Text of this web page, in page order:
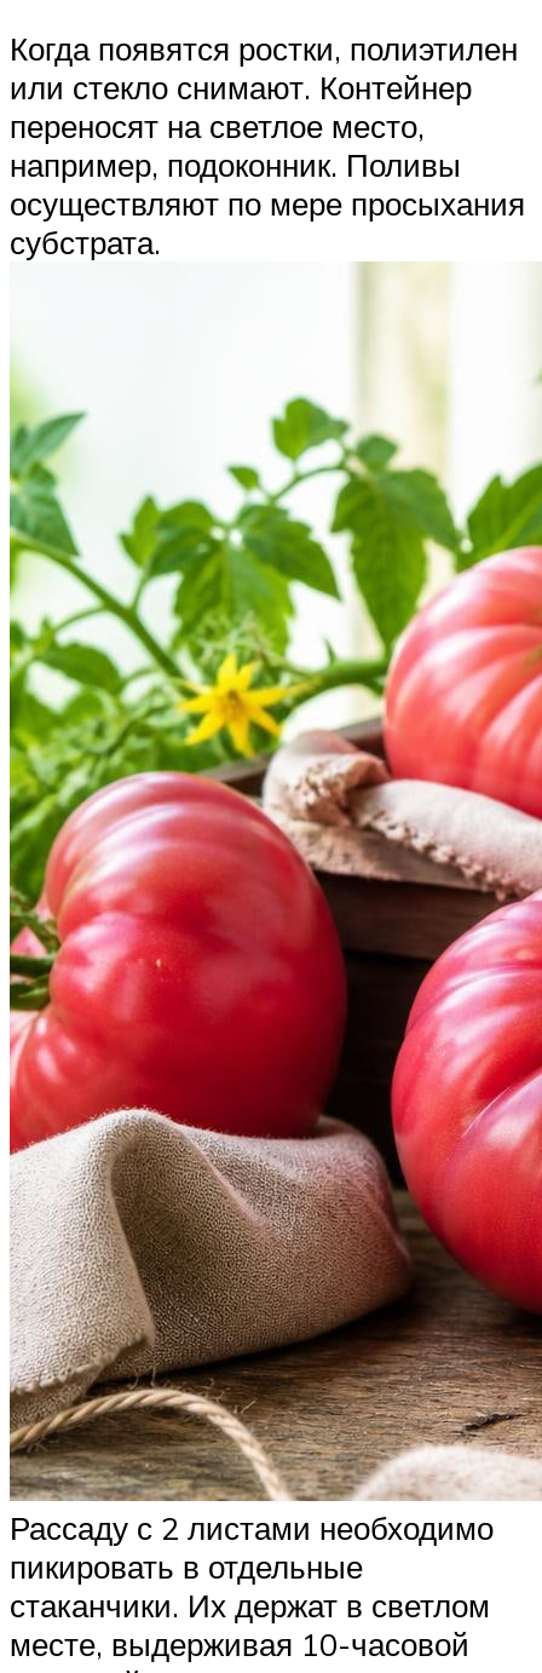
Когда появятся ростки, полиэтилен
или стекло снимают. Контейнер
переносят на светлое место,
например, подоконник. Поливы
осуществляют по мере просыхания
субстрата.
Рассаду с 2 листами необходимо
пикировать в отдельные
стаканчики. Их держат в светлом
месте, выдерживая 10-часовой